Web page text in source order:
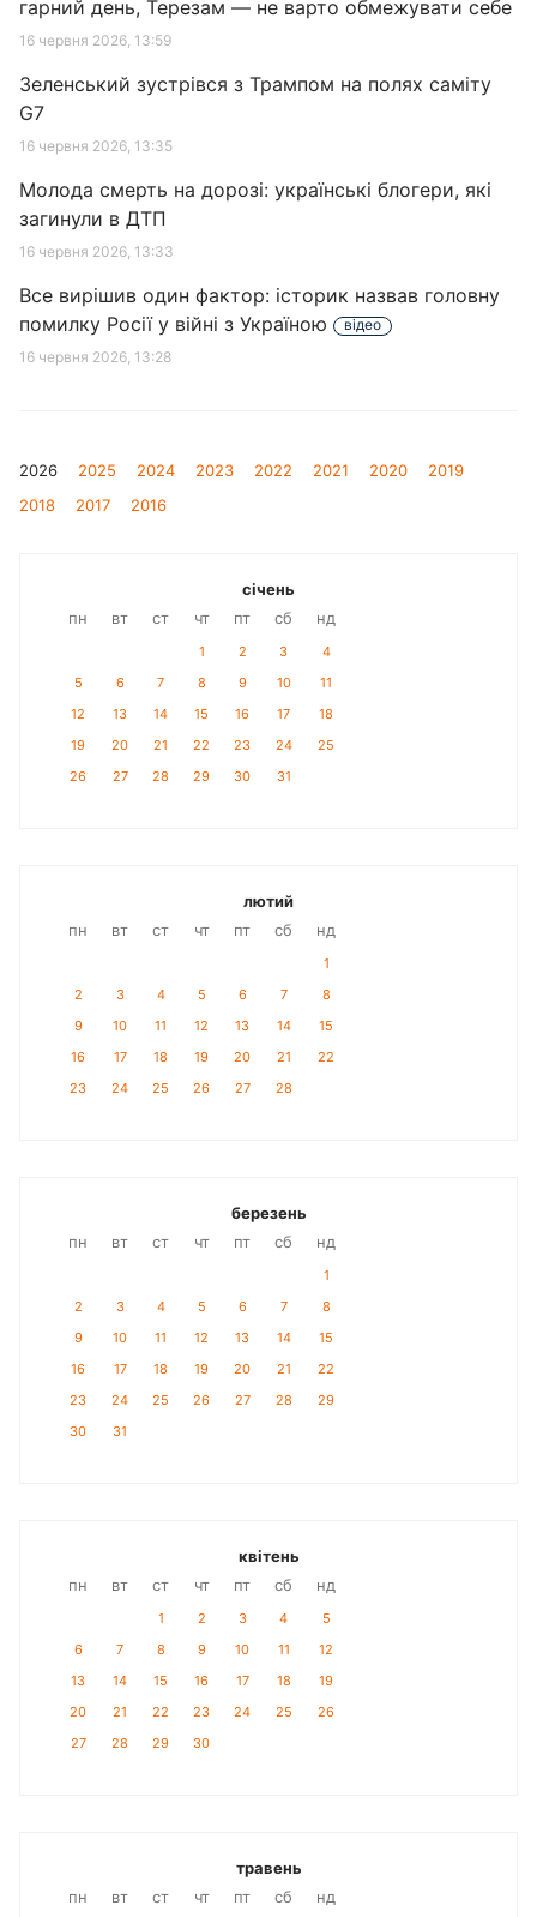
гарний день, Терезам — не варто обмежувати себе
16 червня 2026, 13:59
Зеленський зустрівся з Трампом на полях саміту
G7
16 червня 2026, 13:35
Молода смерть на дорозі: українські блогери, які
загинули в ДТП
16 червня 2026, 13:33
Все вирішив один фактор: історик назвав головну
помилку Росії у війні з Україною
відео
16 червня 2026, 13:28
2026 2025 2024 2023 2022 2021 2020
2019
2018
2017 2016
січень
пн
вт ст чт пт сб нд
1 2 3
4
5
6 7 8 9 10
11
12
13 14 15 16 17
18
19
20 21 22 23 24
25
26
27 28 29 30 31
лютий
пн
вт ст чт пт сб нд
1
2
3 4 5 6 7
8
9
10 11 12 13 14
15
16
17 18 19 20 21
22
23
24 25 26 27 28
березень
пн
вт ст чт пт сб нд
1
2
3 4 5 6 7
8
9
10 11 12 13 14
15
16
17 18 19 20 21
22
23
24 25 26 27 28
29
30
31
квітень
пн
вт ст чт пт сб нд
1 2 3 4
5
6
7 8 9 10 11
12
13
14 15 16 17 18
19
20
21 22 23 24 25
26
27
28 29 30
травень
пн
вт ст чт пт сб нд